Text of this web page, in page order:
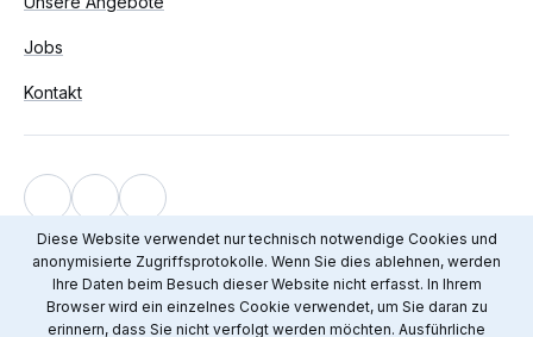
Diese Website verwendet nur technisch notwendige Cookies und
anonymisierte Zugriffsprotokolle. Wenn Sie dies ablehnen, werden
Ihre Daten beim Besuch dieser Website nicht erfasst. In Ihrem
Browser wird ein einzelnes Cookie verwendet, um Sie daran zu
erinnern, dass Sie nicht verfolgt werden möchten. Ausführliche
Jobs
Kontakt
© 2012 - 2026 Mediendienst Integration
Impressum
Datenschutz